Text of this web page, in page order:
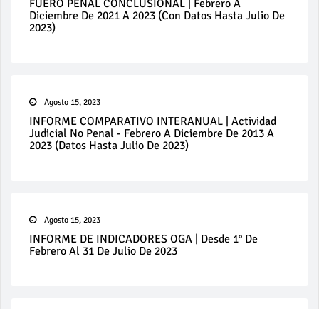
FUERO PENAL CONCLUSIONAL | Febrero A
Diciembre De 2021 A 2023 (con Datos Hasta Julio De
2023)
Agosto 15, 2023
INFORME COMPARATIVO INTERANUAL | Actividad
Judicial No Penal - Febrero A Diciembre De 2013 A
2023 (datos Hasta Julio De 2023)
Agosto 15, 2023
INFORME DE INDICADORES OGA | Desde 1° De
Febrero Al 31 De Julio De 2023